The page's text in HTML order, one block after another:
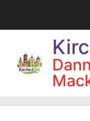
springen